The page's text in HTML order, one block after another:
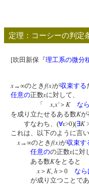
定理：コーシーの判
[吹田新保『理工系の微分
x→∞のとき f(x)が収束する
任意の正数εに対して、
「x,x' ＞ K な
を成り立たせるある数Kが
すなわち、(∀ε>0)(∃K
これは、以下のように言い
x→∞のとき f(x)が収束す
任意のの正数εに対
ある数Kをとると
x ＞ K, h ＞0 なら
が成り立つことであ